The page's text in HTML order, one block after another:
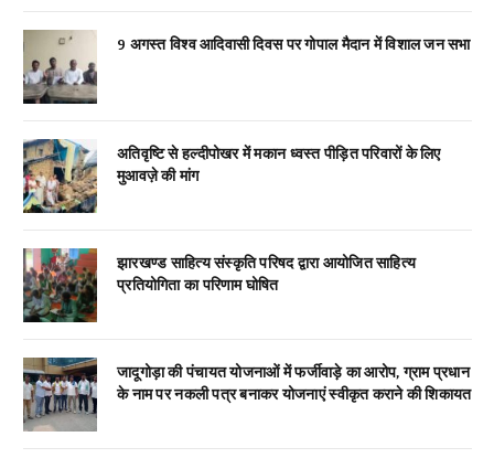
9 अगस्त विश्व आदिवासी दिवस पर गोपाल मैदान में विशाल जन सभा
अतिवृष्टि से हल्दीपोखर में मकान ध्वस्त पीड़ित परिवारों के लिए
मुआवज़े की मांग
झारखण्ड साहित्य संस्कृति परिषद द्वारा आयोजित साहित्य
प्रतियोगिता का परिणाम घोषित
जादूगोड़ा की पंचायत योजनाओं में फर्जीवाड़े का आरोप, ग्राम प्रधान
के नाम पर नकली पत्र बनाकर योजनाएं स्वीकृत कराने की शिकायत